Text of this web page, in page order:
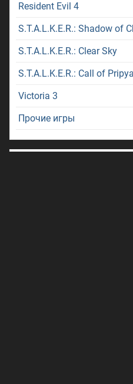
Resident Evil 4
S.T.A.L.K.E.R.: Shadow of
S.T.A.L.K.E.R.: Clear Sky
S.T.A.L.K.E.R.: Call of
Victoria 3
Прочие игры